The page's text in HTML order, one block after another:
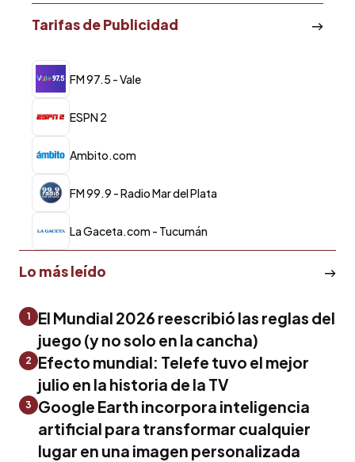
Tarifas de Publicidad
FM 97.5 - Vale
ESPN 2
Ambito.com
FM 99.9 - Radio Mar del Plata
La Gaceta.com - Tucumán
Lo más leído
1
El Mundial 2026 reescribió las reglas del
juego (y no solo en la cancha)
2
Efecto mundial: Telefe tuvo el mejor
julio en la historia de la TV
3
Google Earth incorpora inteligencia
artificial para transformar cualquier
lugar en una imagen personalizada